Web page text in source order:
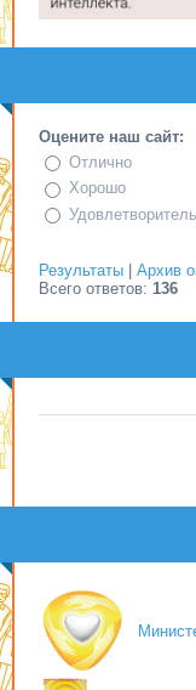
Оцените наш сайт:
Отлично
Хорошо
Результаты
Архив
Всего ответов: 136